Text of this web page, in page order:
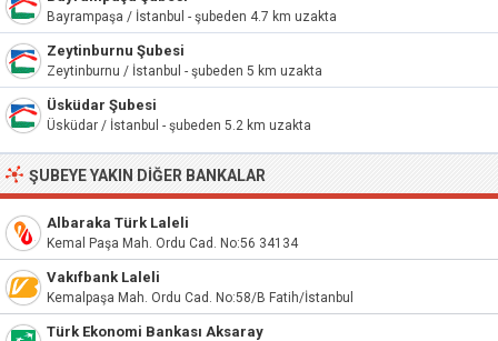
Bayrampaşa / İstanbul - şubeden 4.7 km uzakta
Zeytinburnu Şubesi
Zeytinburnu / İstanbul - şubeden 5 km uzakta
Üsküdar Şubesi
Üsküdar / İstanbul - şubeden 5.2 km uzakta
ŞUBEYE YAKIN DIĞER BANKALAR
Albaraka Türk Laleli
Kemal Paşa Mah. Ordu Cad. No:56 34134
Vakıfbank Laleli
Kemalpaşa Mah. Ordu Cad. No:58/B Fatih/İstanbul
Türk Ekonomi Bankası Aksaray